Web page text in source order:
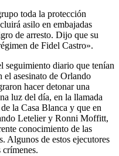
toda la protección
asilo en embajadas
de arresto. Dijo que su
de Fidel Castro».
seguimiento diario que tenían
asesinato de Orlando
hacer detonar una
luz del día, en la llamada
la Casa Blanca y que en
Letelier y Ronni Moffitt,
conocimiento de las
Algunos de estos ejecutores
crímenes.